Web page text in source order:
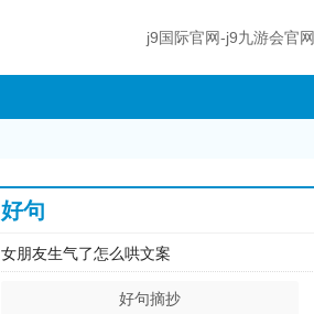
j9国际官网-j9九游会官网
好句
女朋友生气了怎么哄文案
好句摘抄